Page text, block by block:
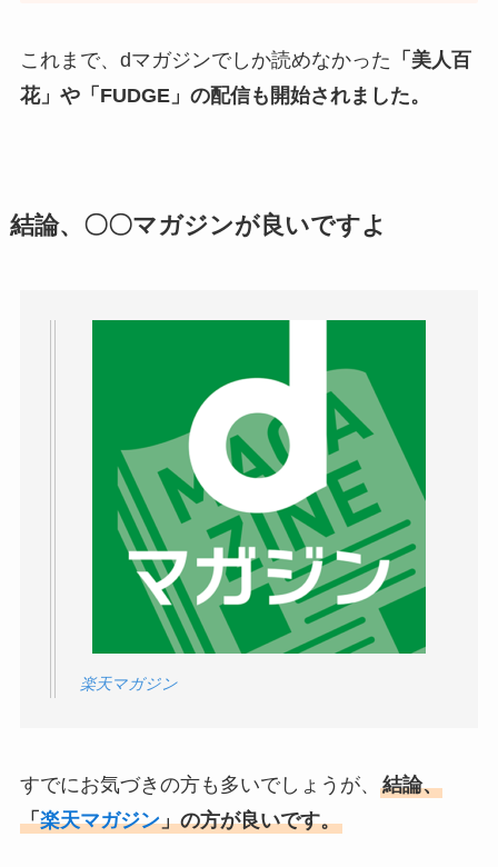
これまで、dマガジンでしか読めなかった 「美人百
花」や「FUDGE」の配信も開始されました。
結論、〇〇マガジンが良いですよ
楽天マガジン
すでにお気づきの方も多いでしょうが、 結論、
「楽天マガジン」の方が良いです。